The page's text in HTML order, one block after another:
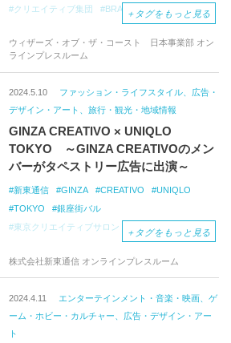
クリエイティブ集団 BRAIN DEAD
InIside
Secret Lair
x
Brain
Dead
＋ タグをもっと見る
ウィザーズ・オブ・ザ・コースト 日本事業部 オン
ラインプレスルーム
2024.5.10
ファッション・ライフスタイル、広告・
デザイン・アート、旅行・観光・地域情報
GINZA CREATIVO × UNIQLO
TOKYO ～GINZA CREATIVOのメン
バーがタペストリー広告に出演～
新東通信 GINZA CREATIVO
UNIQLO
TOKYO
銀座街バル
東京クリエイティブサロン
＋ タグをもっと見る
株式会社新東通信 オンラインプレスルーム
2024.4.11
エンターテインメント・音楽・映画、ゲ
ーム・ホビー・カルチャー、広告・デザイン・アー
ト